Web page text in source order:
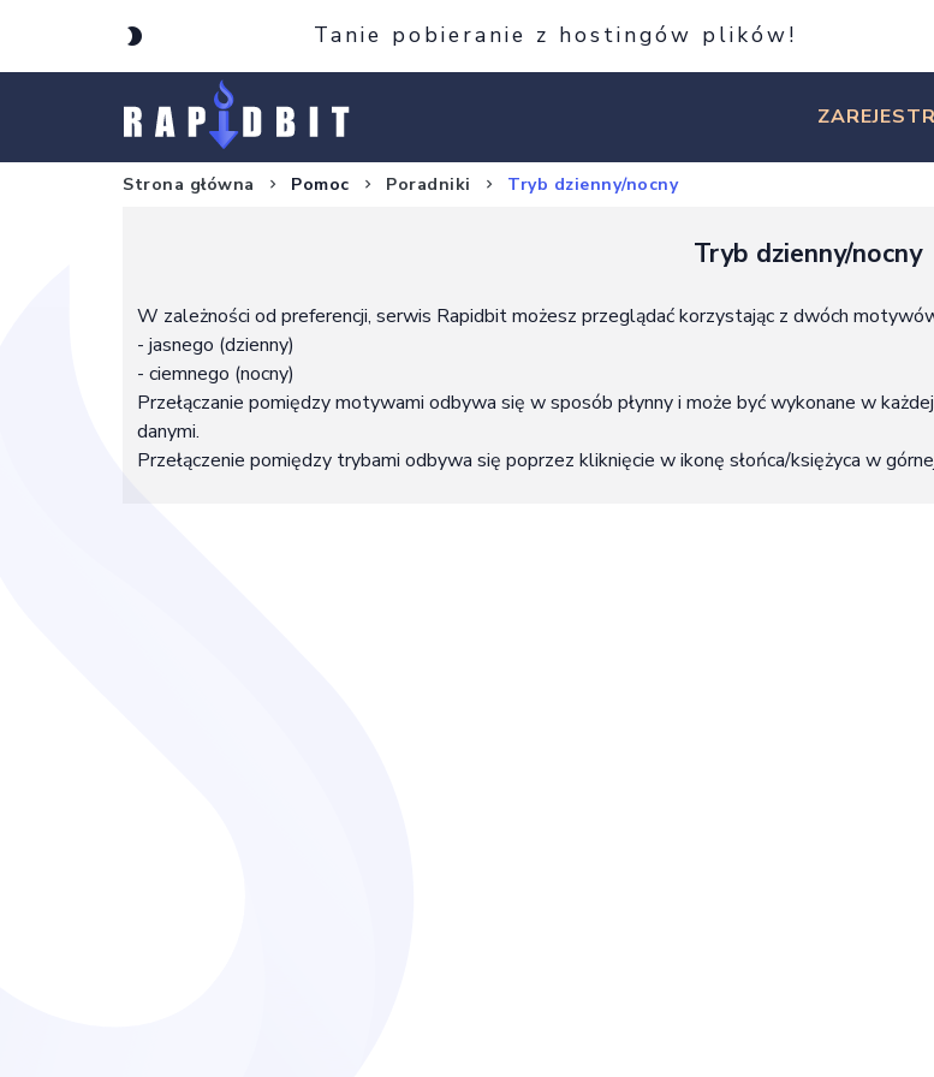
Tanie pobieranie z hostingów plików!
Strona główna Pomoc Poradniki Tryb dzienny/nocny
Tryb dzienny/nocny
W zależności od preferencji, serwis Rapidbit możesz przeglądać korzystając z dwóch
- jasnego (dzienny)
- ciemnego (nocny)
Przełączanie pomiędzy motywami odbywa się w sposób płynny i może być wykonane w
danymi.
Przełączenie pomiędzy trybami odbywa się poprzez kliknięcie w ikonę słońca/księżyca w